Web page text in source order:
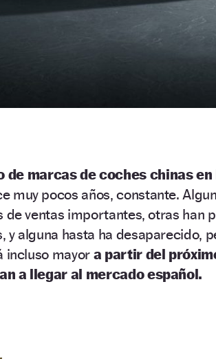
de marcas de coches chinas en
muy pocos años, constante.
de ventas importantes, otras han
y alguna hasta ha desaparecido,
incluso mayor a partir del
a llegar al mercado español.